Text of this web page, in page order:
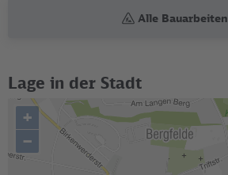
Alle Bauarbeiten
Lage in der Stadt
+
–